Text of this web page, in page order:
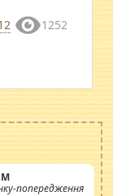
1252
попередження